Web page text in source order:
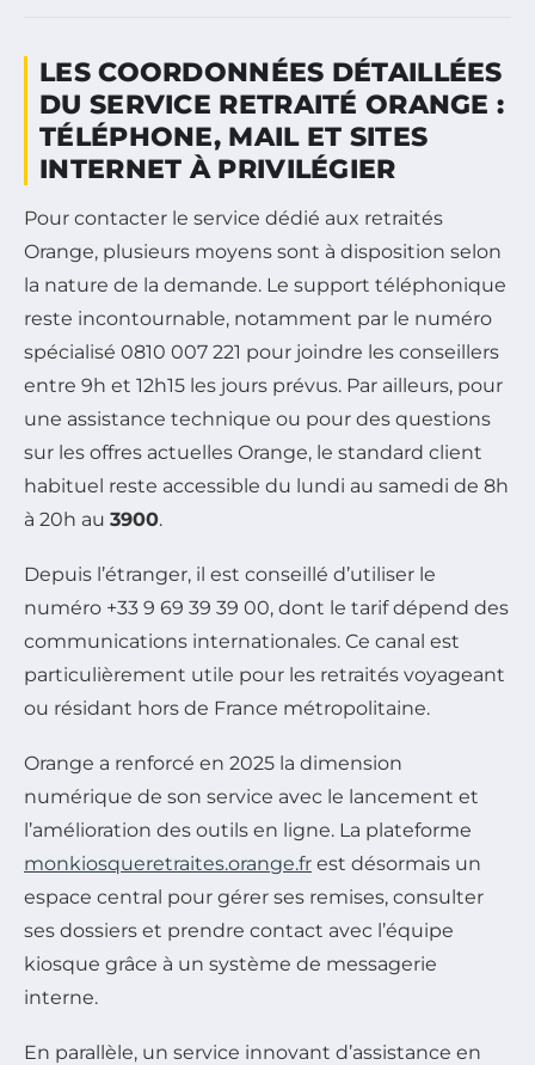
LES COORDONNÉES DÉTAILLÉES
DU SERVICE RETRAITÉ ORANGE :
TÉLÉPHONE, MAIL ET SITES
INTERNET À PRIVILÉGIER
Pour contacter le service dédié aux retraités
Orange, plusieurs moyens sont à disposition selon
la nature de la demande. Le support téléphonique
reste incontournable, notamment par le numéro
spécialisé 0810 007 221 pour joindre les conseillers
entre 9h et 12h15 les jours prévus. Par ailleurs, pour
une assistance technique ou pour des questions
sur les offres actuelles Orange, le standard client
habituel reste accessible du lundi au samedi de 8h
à 20h au 3900.
Depuis l’étranger, il est conseillé d’utiliser le
numéro +33 9 69 39 39 00, dont le tarif dépend des
communications internationales. Ce canal est
particulièrement utile pour les retraités voyageant
ou résidant hors de France métropolitaine.
Orange a renforcé en 2025 la dimension
numérique de son service avec le lancement et
l’amélioration des outils en ligne. La plateforme
monkiosqueretraites.orange.fr est désormais un
espace central pour gérer ses remises, consulter
ses dossiers et prendre contact avec l’équipe
kiosque grâce à un système de messagerie
interne.
En parallèle, un service innovant d’assistance en